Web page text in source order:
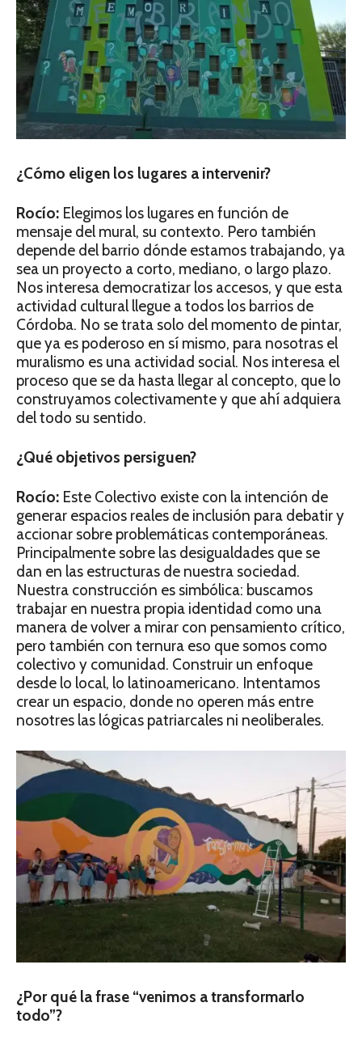
¿Cómo eligen los lugares a intervenir?
Rocío: Elegimos los lugares en función de
mensaje del mural, su contexto. Pero también
depende del barrio dónde estamos trabajando, ya
sea un proyecto a corto, mediano, o largo plazo.
Nos interesa democratizar los accesos, y que esta
actividad cultural llegue a todos los barrios de
Córdoba. No se trata solo del momento de pintar,
que ya es poderoso en sí mismo, para nosotras el
muralismo es una actividad social. Nos interesa el
proceso que se da hasta llegar al concepto, que lo
construyamos colectivamente y que ahí adquiera
del todo su sentido.
¿Qué objetivos persiguen?
Rocío: Este Colectivo existe con la intención de
generar espacios reales de inclusión para debatir y
accionar sobre problemáticas contemporáneas.
Principalmente sobre las desigualdades que se
dan en las estructuras de nuestra sociedad.
Nuestra construcción es simbólica: buscamos
trabajar en nuestra propia identidad como una
manera de volver a mirar con pensamiento crítico,
pero también con ternura eso que somos como
colectivo y comunidad. Construir un enfoque
desde lo local, lo latinoamericano. Intentamos
crear un espacio, donde no operen más entre
nosotres las lógicas patriarcales ni neoliberales.
¿Por qué la frase “venimos a transformarlo
todo”?